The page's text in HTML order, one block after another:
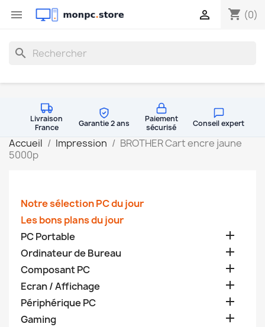
 shopping_cart (0)

search
Livraison
France
Garantie 2 ans
Paiement
sécurisé
Conseil expert
Accueil Impression
BROTHER Cart encre jaune
5000p
Notre sélection PC du jour
Les bons plans du jour
PC Portable

Ordinateur de Bureau 
Composant PC 
Ecran / Affichage 
Périphérique PC 
Gaming 